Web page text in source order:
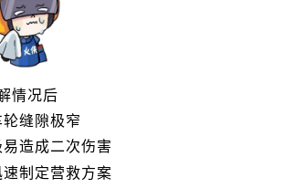
情况后
缝隙极窄
造成二次伤害
制定营救方案